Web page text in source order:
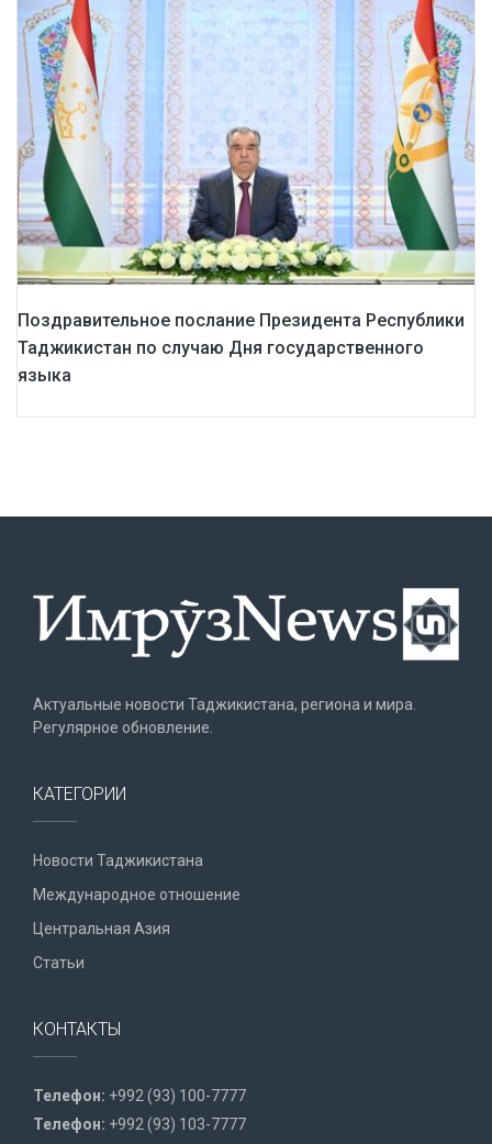
Поздравительное послание Президента Республики
Таджикистан по случаю Дня государственного
языка
Актуальные новости Таджикистана, региона и мира.
Регулярное обновление.
КАТЕГОРИИ
Новости Таджикистана
Международное отношение
Центральная Азия
Статьи
КОНТАКТЫ
Телефон: +992 (93) 100-7777
Телефон: +992 (93) 103-7777